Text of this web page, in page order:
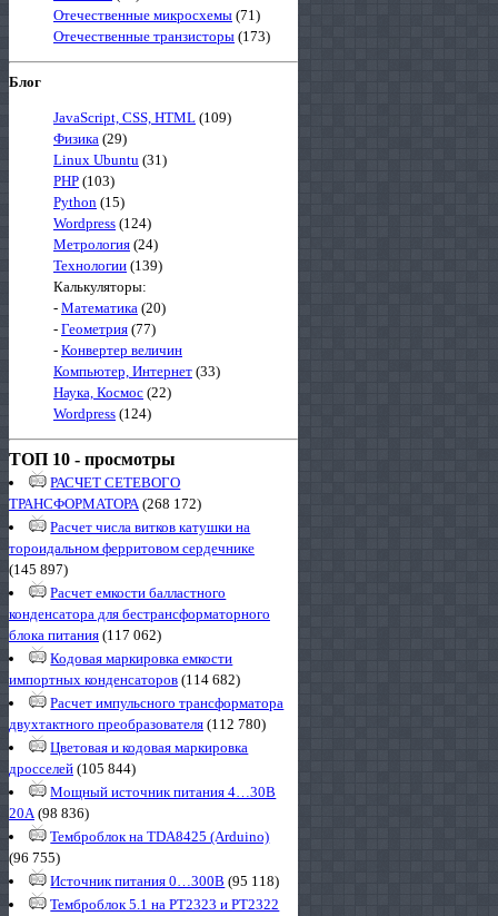
Отечественные микросхемы (71)
Отечественные транзисторы (173)
Блог
JavaScript, CSS, HTML (109)
Физика (29)
Linux Ubuntu (31)
PHP (103)
Python (15)
Wordpress (124)
Метрология (24)
Технологии (139)
Калькуляторы:
- Математика (20)
- Геометрия (77)
- Конвертер величин
Компьютер, Интернет (33)
Наука, Космос (22)
Wordpress (124)
ТОП 10 - просмотры
РАСЧЕТ СЕТЕВОГО
ТРАНСФОРМАТОРА(268 172)
Расчет числа витков катушки на
тороидальном ферритовом сердечнике
(145 897)
Расчет емкости балластного
конденсатора для бестрансформаторного
блока питания (117 062)
Кодовая маркировка емкости
импортных конденсаторов (114 682)
Расчет импульсного трансформатора
двухтактного преобразователя (112 780)
Цветовая и кодовая маркировка
дросселей (105 844)
Мощный источник питания 4…30В
20А(98 836)
Темброблок на TDA8425 (Arduino)
(96 755)
Источник питания 0…300В (95 118)
Темброблок 5.1 на PT2323 и PT2322